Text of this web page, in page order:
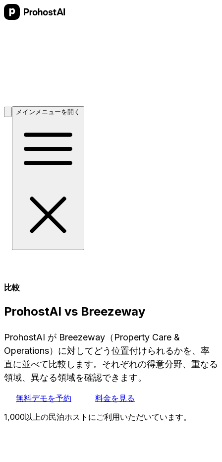
メインメニューを開く
比較
ProhostAI vs Breezeway
ProhostAI が Breezeway（Property Care &
Operations）に対してどう位置付けられるかを、率
直に並べて比較します。それぞれの得意分野、重なる
領域、異なる領域を確認できます。
無料デモを予約
料金を見る
1,000以上の民泊ホストにご利用いただいています。